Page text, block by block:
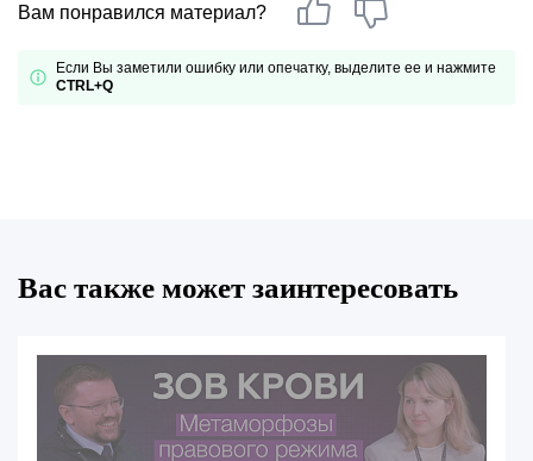
Вам понравился материал?
Если Вы заметили ошибку или опечатку, выделите ее и нажмите
CTRL+Q
Вас также может заинтересовать